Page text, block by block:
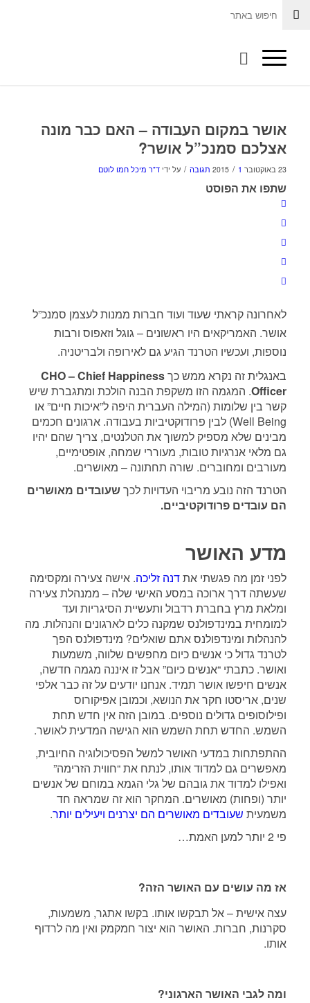
אושר במקום העבודה – האם כבר מונה
אצלכם סמנכ”ל אושר?
23 באוקטובר 2015 / 1 תגובה / על ידי ד"ר מיכל חמו לוטם
שתפו את הפוסט
לאחרונה קראתי שעוד ועוד חברות ממנות לעצמן סמנכ”ל
אושר. האמריקאים היו ראשונים – גוגל וזאפוס ורבות
נוספות, ועכשיו הטרנד הגיע גם לאירופה ולבריטניה.
באנגלית זה נקרא ממש כךCHO – Chief Happiness
Officer. המגמה הזו משקפת הבנה הולכת ומתגברת שיש
קשר בין שלומות (המילה העברית היפה ל”איכות חיים” או
Well Being) לבין פרודוקטיביות בעבודה. ארגונים חכמים
מבינים שלא מספיק למשוך את הטלנטים, צריך שהם יהיו
גם מלאי אנרגיות טובות, מעוררי שמחה, אופטימיים,
מעורבים ומחוברים. שורה תחתונה – מאושרים.
הטרנד הזה נובע מריבוי העדויות לכךשעובדים מאושרים
הם עובדים פרודוקטיביים.
מדע האושר
לפני זמן מה פגשתי אתדנה זליכה. אישה צעירה ומקסימה
שעשתה דרך ארוכה במסע האישי שלה – ממנהלת צעירה
ומלאת מרץ בחברת רדבול ותעשיית הסיגריות ועד
למומחית במינדפולנס שמקנה כלים לארגונים והנהלות. מה
להנהלות ומינדפולנס אתם שואלים? מינדפולנס הפך
לטרנד גדול כי אנשים כיום מחפשים שלווה, משמעות
ואושר. כתבתי “אנשים כיום” אבל זו איננה מגמה חדשה,
אנשים חיפשו אושר תמיד. אנחנו יודעים על זה כבר אלפי
שנים, אריסטו חקר את הנושא, וכמובן אפיקורוס
ופילוסופים גדולים נוספים. במובן הזה אין חדש תחת
השמש. החדש תחת השמש הוא הגישה המדעית לאושר.
ההתפתחות במדעי האושר למשל הפסיכולוגיה החיובית,
מאפשרים גם למדוד אותו, לנתח את “חווית הזרימה”
ואפילו למדוד את גובהם של גלי הגמא במוחם של אנשים
יותר (ופחות) מאושרים. המחקר הוא זה שמראה חד
משמעית שעובדים מאושרים הם יצרנים ויעילים יותר.
פי 2 יותר למען האמת…
אז מה עושים עם האושר הזה?
עצה אישית – אל תבקשו אותו. בקשו אתגר, משמעות,
סקרנות, חברות. האושר הוא יצור חמקמק ואין מה לרדוף
אותו.
ומה לגבי האושר הארגוני?